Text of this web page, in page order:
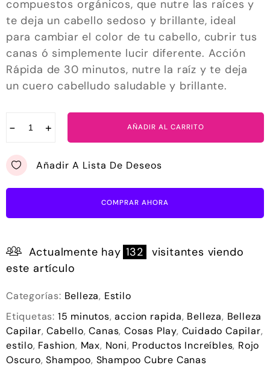
0
d
e
5
compuestos orgánicos, que nutre las raíces y
te deja un cabello sedoso y brillante, ideal
para cambiar el color de tu cabello, cubrir tus
canas ó simplemente lucir diferente. Acción
Rápida de 30 minutos, nutre la raíz y te deja
un cuero cabelludo saludable y brillante.
− + AÑADIR AL CARRITO
Añadir A Lista De Deseos
COMPRAR AHORA
Actualmente hay 132
visitantes viendo
este artículo
Categorías: Belleza, Estilo
Etiquetas: 15 minutos,accion rapida, Belleza, Belleza
Capilar,Cabello,Canas,Cosas Play, Cuidado Capilar,
estilo, Fashion, Max, Noni, Productos Increíbles, Rojo
Oscuro,Shampoo, Shampoo Cubre Canas